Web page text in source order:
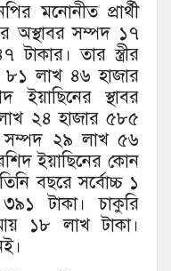
মনোনীত প্রার্থী
অস্থাবর সম্পদ ১৭
তার স্ত্রীর
৮১ লাখ ৪৬ হাজার
স্থাবর
২৪ হাজার ৫৮৫
সম্পদ ২৯ লাখ ৫৬
ইয়াছিনের কোন
বছরে সর্বোচ্চ ১
টাকা। চাকুরি
১৮ লাখ টাকা।